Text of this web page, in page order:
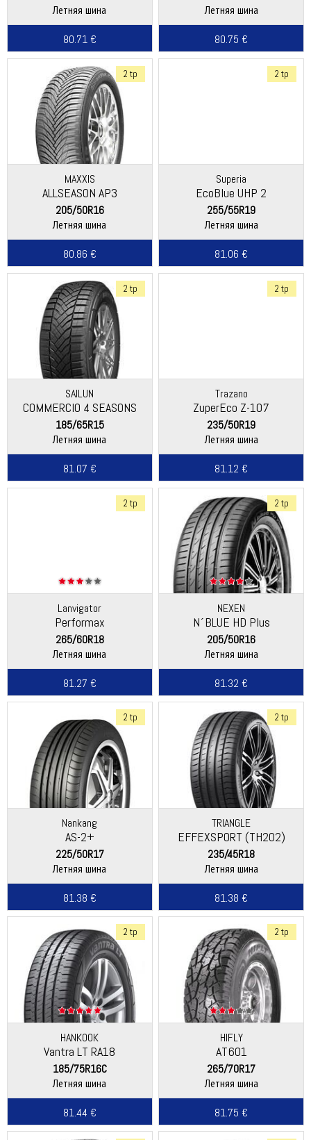
Летняя шина
80.71 €
Летняя шина
80.75 €
2 tp
MAXXIS
ALLSEASON AP3
205/50R16
Летняя шина
80.86 €
2 tp
Superia
EcoBlue UHP 2
255/55R19
Летняя шина
81.06 €
2 tp
SAILUN
COMMERCIO 4 SEASONS
185/65R15
Летняя шина
81.07 €
2 tp
Trazano
ZuperEco Z-107
235/50R19
Летняя шина
81.12 €
2 tp
Lanvigator
Performax
265/60R18
Летняя шина
81.27 €
2 tp
NEXEN
N´BLUE HD Plus
205/50R16
Летняя шина
81.32 €
2 tp
Nankang
AS-2+
225/50R17
Летняя шина
81.38 €
2 tp
TRIANGLE
EFFEXSPORT (TH202)
235/45R18
Летняя шина
81.38 €
2 tp
HANKOOK
Vantra LT RA18
185/75R16C
Летняя шина
81.44 €
2 tp
HIFLY
AT601
265/70R17
Летняя шина
81.75 €